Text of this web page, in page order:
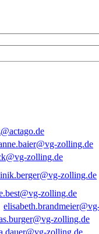
zolling.de
zolling.de
zolling.de
zolling.de
zolling.de